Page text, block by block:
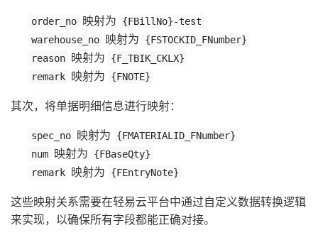
order_no 映射为
{FBillNo}-test
warehouse_no 映射为
{FSTOCKID_FNumber}
reason 映射为
{F_TBIK_CKLX}
remark 映射为 {FNOTE}
其次，将单据明细信息进行映射：
spec_no 映射为
{FMATERIALID_FNumber}
num 映射为
{FBaseQty}
remark 映射为 {FEntryNote}
这些映射关系需要在轻易云平台中通过自定义数据转换逻辑
来实现，以确保所有字段都能正确对接。